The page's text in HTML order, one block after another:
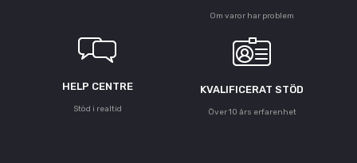
Om varor har problem
HELP CENTRE
Stöd i realtid
KVALIFICERAT STÖD
Över 10 års erfarenhet